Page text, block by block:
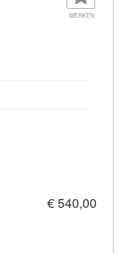
MERKEN
€ 540,00